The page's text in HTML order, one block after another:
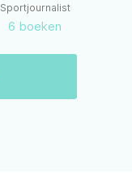
Sportjournalist
6 boeken